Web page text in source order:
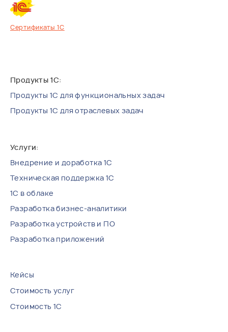
Сертификаты 1С
Продукты 1С для функциональных задач
Продукты 1С для отраслевых задач
Внедрение и доработка 1С
Техническая поддержка 1С
1С в облаке
Разработка бизнес-аналитики
Разработка устройств и ПО
Разработка приложений
Кейсы
Стоимость услуг
Стоимость 1С